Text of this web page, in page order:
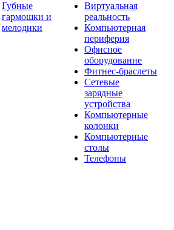
Губные
гармошки и
мелодики
Виртуальная
реальность
Компьютерная
периферия
Офисное
оборудование
Фитнес-браслеты
Сетевые
зарядные
устройства
Компьютерные
колонки
Компьютерные
столы
Телефоны